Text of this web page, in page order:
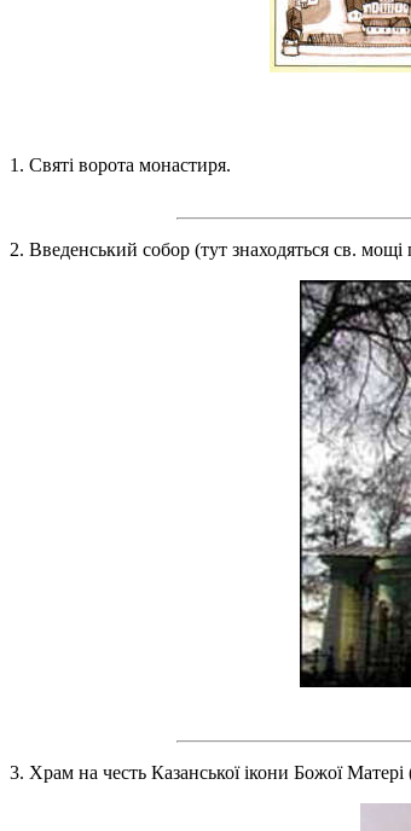
1. Святі ворота монастиря.
2. Введенський собор (тут знаходяться св.
3. Храм на честь Казанської ікони Божої